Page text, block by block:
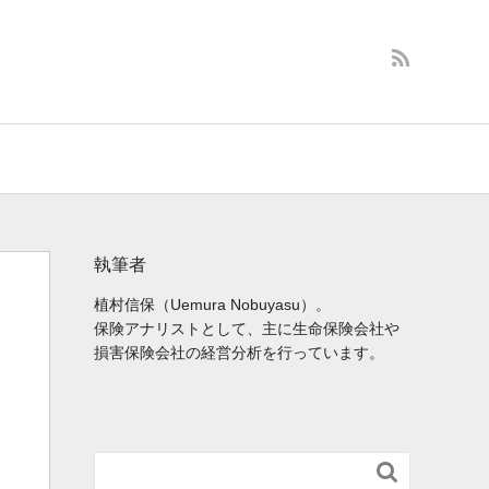
執筆者
植村信保（Uemura Nobuyasu）。
保険アナリストとして、主に生命保険会社や
損害保険会社の経営分析を行っています。
